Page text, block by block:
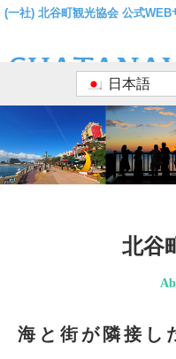
(一社) 北谷町観光協会 公式WEB
日本語
北谷
海と街が隣接し